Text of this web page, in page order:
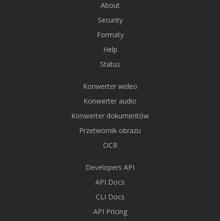
About
Security
Formaty
Help
Status
Konwerter wideo
Konwerter audio
Konwerter dokumentów
Przetwornik obrazu
OCR
Developers API
API Docs
CLI Docs
API Pricing